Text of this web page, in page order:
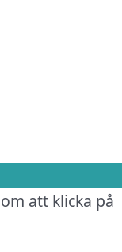
att klicka på